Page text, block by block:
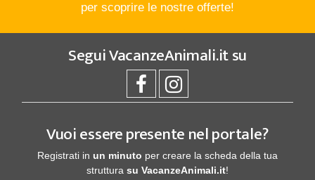
per scoprire le nostre offerte!
SeguiVacanzeAnimali.itsu
Vuoi essere presente nel portale?
Registrati in un minuto per creare la scheda della tua
struttura su VacanzeAnimali.it!